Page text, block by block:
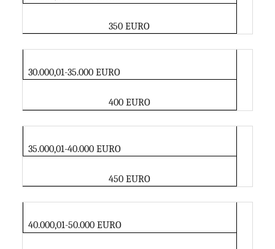
350 EURO
30.000,01-35.000 EURO
400 EURO
35.000,01-40.000 EURO
450 EURO
40.000,01-50.000 EURO